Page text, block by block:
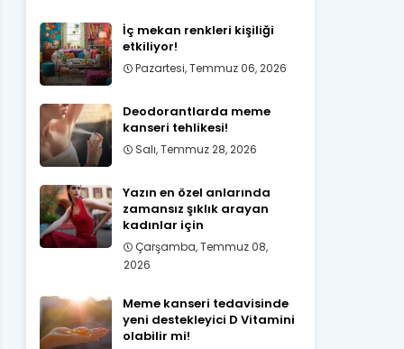
İç mekan renkleri kişiliği
etkiliyor!
Pazartesi, Temmuz 06, 2026
Deodorantlarda meme
kanseri tehlikesi!
Salı, Temmuz 28, 2026
Yazın en özel anlarında
zamansız şıklık arayan
kadınlar için
Çarşamba, Temmuz 08,
2026
Meme kanseri tedavisinde
yeni destekleyici D Vitamini
olabilir mi!